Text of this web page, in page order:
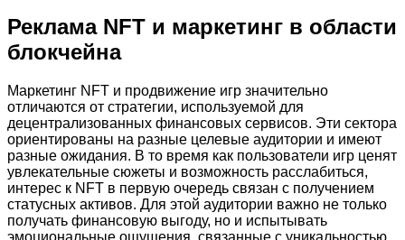
Реклама NFT и маркетинг в области
блокчейна
Маркетинг NFT и продвижение игр значительно
отличаются от стратегии, используемой для
децентрализованных финансовых сервисов. Эти сектора
ориентированы на разные целевые аудитории и имеют
разные ожидания. В то время как пользователи игр ценят
увлекательные сюжеты и возможность расслабиться,
интерес к NFT в первую очередь связан с получением
статусных активов. Для этой аудитории важно не только
получать финансовую выгоду, но и испытывать
эмоциональные ощущения, связанные с уникальностью